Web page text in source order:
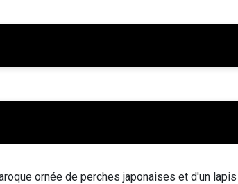
ornée de perches japonaises et d'un